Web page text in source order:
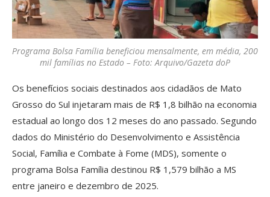
Programa Bolsa Família beneficiou mensalmente, em média, 200
mil famílias no Estado – Foto: Arquivo/Gazeta doP
Os benefícios sociais destinados aos cidadãos de Mato
Grosso do Sul injetaram mais de R$ 1,8 bilhão na economia
estadual ao longo dos 12 meses do ano passado. Segundo
dados do Ministério do Desenvolvimento e Assistência
Social, Família e Combate à Fome (MDS), somente o
programa Bolsa Família destinou R$ 1,579 bilhão a MS
entre janeiro e dezembro de 2025.